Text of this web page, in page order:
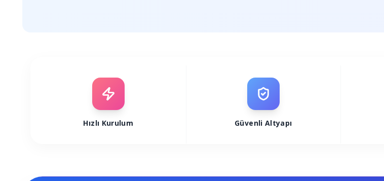
Hızlı Kurulum Güvenli Altyapı